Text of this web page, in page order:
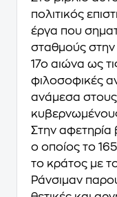
πολιτικός
έργα που
σταθμούς στην
17ο αιώνα ως
φιλοσοφικές
ανάμεσα
Στην αφετηρία
ο οποίος το
το κράτος με
Ράνσιμαν